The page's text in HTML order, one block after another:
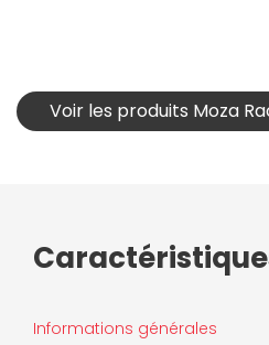
Voir les produits Moza
Informations générales